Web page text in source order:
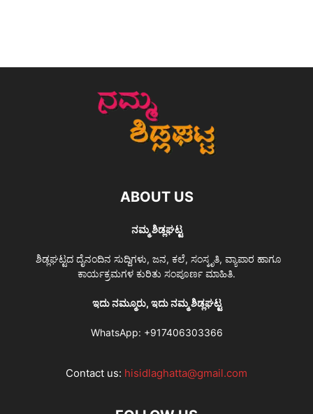
ABOUT US
ನಮ್ಮ ಶಿಡ್ಲಘಟ್ಟ
ಶಿಡ್ಲಘಟ್ಟದ ದೈನಂದಿನ ಸುದ್ದಿಗಳು, ಜನ, ಕಲೆ, ಸಂಸ್ಕೃತಿ, ವ್ಯಾಪಾರ ಹಾಗೂ
ಕಾರ್ಯಕ್ರಮಗಳ ಕುರಿತು ಸಂಪೂರ್ಣ ಮಾಹಿತಿ.
ಇದು ನಮ್ಮೂರು, ಇದು ನಮ್ಮ ಶಿಡ್ಲಘಟ್ಟ
WhatsApp: +917406303366
Contact us: hisidlaghatta@gmail.com